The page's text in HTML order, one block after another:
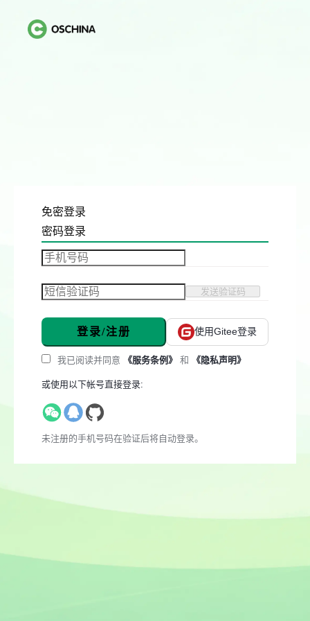
免密登录
密码登录
发送验证码
登录/注册 使用Gitee登录
我已阅读并同意 《服务条例》 和 《隐私声明》
或使用以下帐号直接登录:
未注册的手机号码在验证后将自动登录。